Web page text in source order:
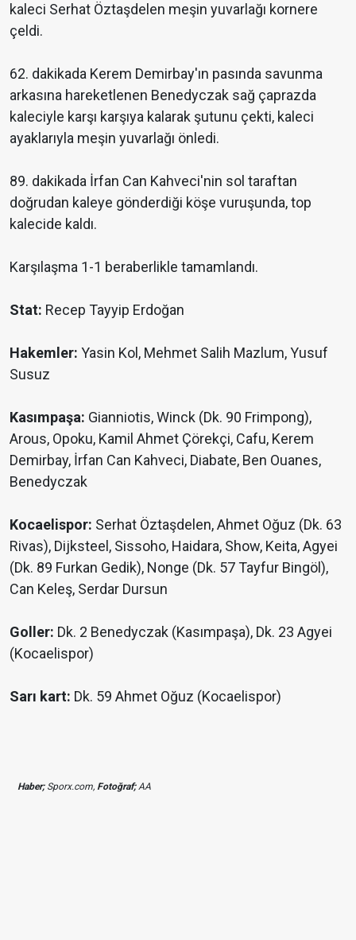
kaleci Serhat Öztaşdelen meşin yuvarlağı kornere
çeldi.
62. dakikada Kerem Demirbay'ın pasında savunma
arkasına hareketlenen Benedyczak sağ çaprazda
kaleciyle karşı karşıya kalarak şutunu çekti, kaleci
ayaklarıyla meşin yuvarlağı önledi.
89. dakikada İrfan Can Kahveci'nin sol taraftan
doğrudan kaleye gönderdiği köşe vuruşunda, top
kalecide kaldı.
Karşılaşma 1-1 beraberlikle tamamlandı.
Stat: Recep Tayyip Erdoğan
Hakemler: Yasin Kol, Mehmet Salih Mazlum, Yusuf
Susuz
Kasımpaşa: Gianniotis, Winck (Dk. 90 Frimpong),
Arous, Opoku, Kamil Ahmet Çörekçi, Cafu, Kerem
Demirbay, İrfan Can Kahveci, Diabate, Ben Ouanes,
Benedyczak
Kocaelispor: Serhat Öztaşdelen, Ahmet Oğuz (Dk. 63
Rivas), Dijksteel, Sissoho, Haidara, Show, Keita, Agyei
(Dk. 89 Furkan Gedik), Nonge (Dk. 57 Tayfur Bingöl),
Can Keleş, Serdar Dursun
Goller: Dk. 2 Benedyczak (Kasımpaşa), Dk. 23 Agyei
(Kocaelispor)
Sarı kart: Dk. 59 Ahmet Oğuz (Kocaelispor)
Haber;Sporx.com, Fotoğraf;AA